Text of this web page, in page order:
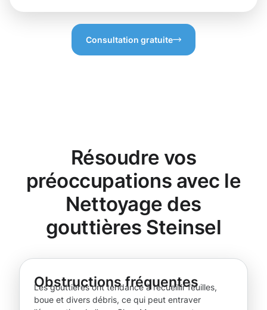
Consultation gratuite
Résoudre vos
préoccupations avec le
Nettoyage des
gouttières Steinsel
Obstructions fréquentes
Les gouttières ont tendance à recueillir feuilles,
boue et divers débris, ce qui peut entraver